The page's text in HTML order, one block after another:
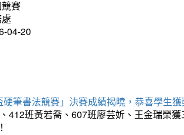
賽
04-20
筆書法競賽」決賽成績揭曉，恭喜學生
412班黃若喬、607班廖芸妡、王金瑞榮